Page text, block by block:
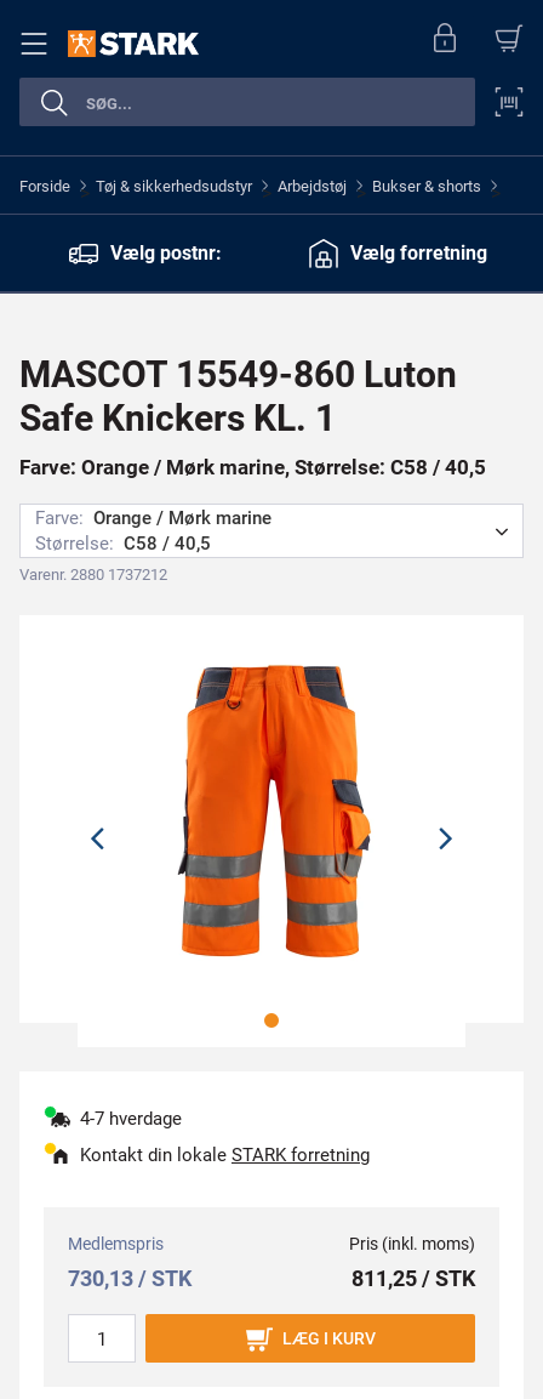
Forside > Tøj & sikkerhedsudstyr > Arbejdstøj > Bukser & shorts >
Vælg postnr: Vælg forretning
MASCOT 15549-860 Luton
Safe Knickers KL. 1
Farve: Orange / Mørk marine, Størrelse: C58 / 40,5
Farve: Orange / Mørk marine
Størrelse: C58 / 40,5
Varenr. 2880 1737212
4-7 hverdage
Kontakt din lokale STARK forretning
Medlemspris
730,13 / STK
Pris (inkl. moms)
811,25 / STK
LÆG I KURV